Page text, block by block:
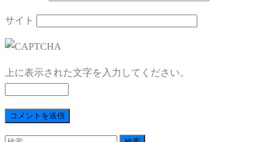
サイト
上に表示された文字を入力してください。